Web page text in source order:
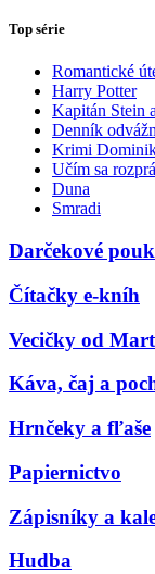
Top série
Romantické
Harry Potter
Kapitán Stein
Denník
Krimi
Učím sa
Duna
Smradi
Darčekové
Čítačky e-kníh
Vecičky od
Káva, čaj a
Hrnčeky a fľaše
Papiernictvo
Zápisníky a
Hudba